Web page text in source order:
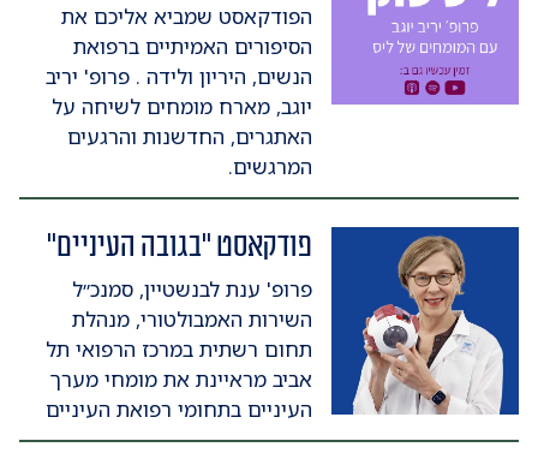
הפודקאסט שמביא אליכם את
הסיפורים האמיתיים ברפואת
הנשים, היריון ולידה . פרופ' יריב
יוגב, מארח מומחים לשיחה על
האתגרים, החדשנות והרגעים
המרגשים.
פודקאסט "בגובה העיניים"
פרופ' ענת לבנשטיין, סמנכ״ל
השירות האמבולטורי, מנהלת
תחום רשתית במרכז הרפואי תל
אביב מראיינת את מומחי מערך
העיניים בתחומי רפואת העיניים